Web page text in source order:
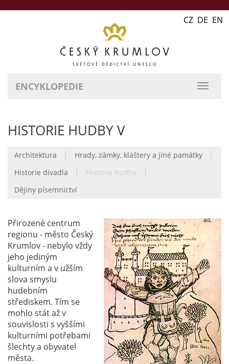
CZ DE EN
ENCYKLOPEDIE
HISTORIE HUDBY V
Architektura | Hrady, zámky, kláštery a jiné památky |
Historie divadla | Historie hudby |
Dějiny písemnictví
Přirozené centrum
regionu - město Český
Krumlov - nebylo vždy
jeho jediným
kulturním a v užším
slova smyslu
hudebním
střediskem. Tím se
mohlo stát až v
souvislosti s vyššími
kulturními potřebami
šlechty a obyvatel
města.